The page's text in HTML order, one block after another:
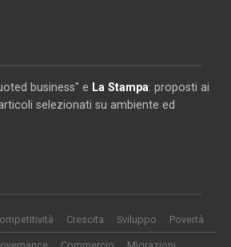
business" e La Stampa: proposti ai
selezionati su ambiente ed
Crescita Sviluppo Povertà